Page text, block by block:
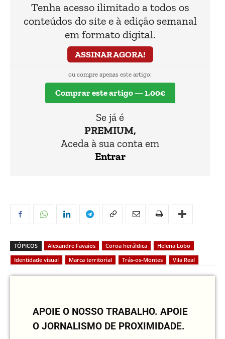
Tenha acesso ilimitado a todos os
conteúdos do site e à edição semanal
em formato digital.
ASSINAR AGORA!
ou compre apenas este artigo:
Comprar este artigo — 1,00€
Se já é
PREMIUM,
Aceda à sua conta em
Entrar
TÓPICOS Alexandre Favaios Coroa heráldica
Helena Lobo
Identidade visual
Marca territorial Trás-os-Montes Vila Real
APOIE O NOSSO TRABALHO. APOIE
O JORNALISMO DE PROXIMIDADE.